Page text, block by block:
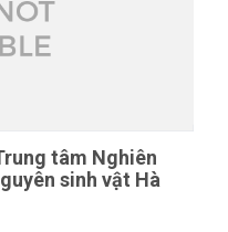
tâm Nghiên
sinh vật Hà